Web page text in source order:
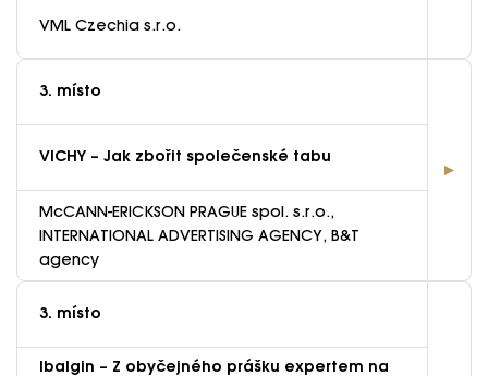
VML Czechia s.r.o.
3. místo
VICHY – Jak zbořit společenské tabu
McCANN-ERICKSON PRAGUE spol. s.r.o.,
INTERNATIONAL ADVERTISING AGENCY, B&T
agency
3. místo
Ibalgin – Z obyčejného prášku expertem na